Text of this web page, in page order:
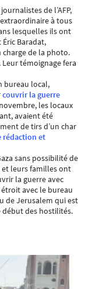
de l’AFP,
à tous
lesquelles ils ont
Baradat,
charge de la photo.
témoignage fera
bureau local,
couvrir la guerre
les locaux
avaient été
de tirs d’un char
rédaction et
sans possibilité de
et leurs familles ont
la guerre avec
avec le bureau
de Jerusalem qui est
début des hostilités.